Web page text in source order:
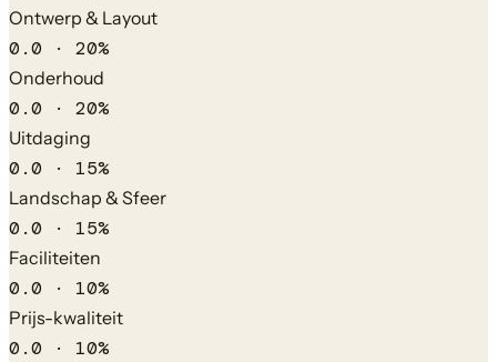
Ontwerp & Layout
0.0 · 20%
Onderhoud
0.0 · 20%
Uitdaging
0.0 · 15%
Landschap & Sfeer
0.0 · 15%
Faciliteiten
0.0 · 10%
Prijs-kwaliteit
0.0 · 10%